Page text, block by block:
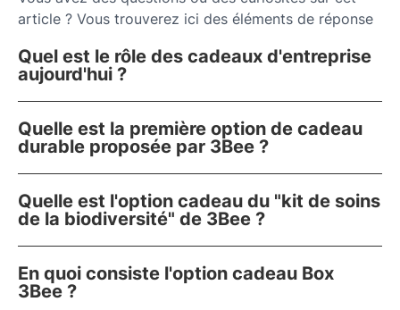
article ? Vous trouverez ici des éléments de réponse
Quel est le rôle des cadeaux d'entreprise
aujourd'hui ?
Quelle est la première option de cadeau
durable proposée par 3Bee ?
Quelle est l'option cadeau du "kit de soins
de la biodiversité" de 3Bee ?
En quoi consiste l'option cadeau Box
3Bee ?